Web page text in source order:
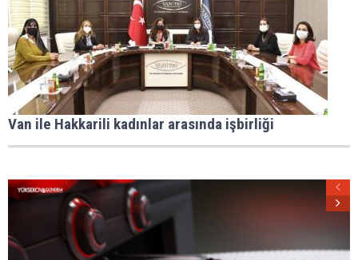
Van ile Hakkarili kadınlar arasında işbirliği